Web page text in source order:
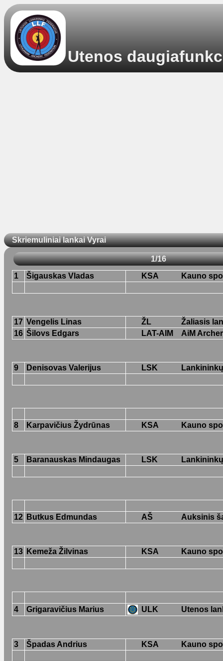
Utenos
Skriemuliniai lankai Vyrai
1/16
1 Šigauskas Vladas KSA Kauno
17 Vengelis Linas ŽL
Žaliasis
16 Šilovs Edgars LAT-AIM AiM
9 Denisovas Valerijus LSK
8 Karpavičius Žydrūnas KSA Kauno
5 Baranauskas Mindaugas LSK
12 Butkus Edmundas AŠ Auksinis
13 Kemeža Žilvinas KSA Kauno
4 Grigaravičius Marius ULK Utenos
3 Špadas Andrius KSA Kauno